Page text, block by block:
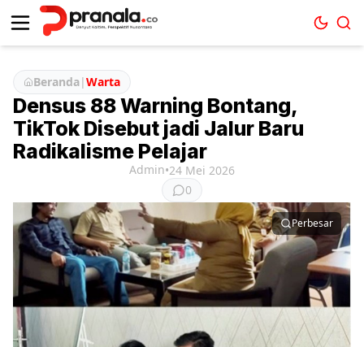
Beranda|Warta
Densus 88 Warning Bontang,
TikTok Disebut jadi Jalur Baru
Radikalisme Pelajar
Admin•24 Mei 2026
0
Perbesar